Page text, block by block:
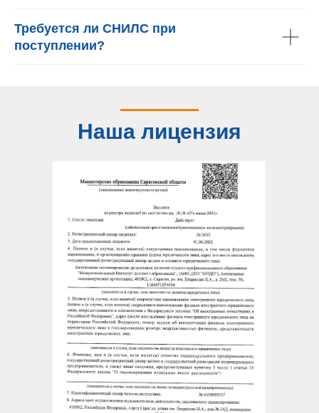
Требуется ли СНИЛС при
поступлении?
Наша лицензия